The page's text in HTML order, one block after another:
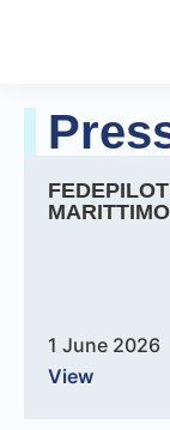
MARITTIMO
1 June 2026
View